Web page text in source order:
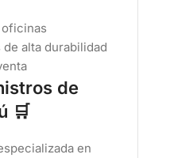
oficinas
alta durabilidad
de
🛒
en